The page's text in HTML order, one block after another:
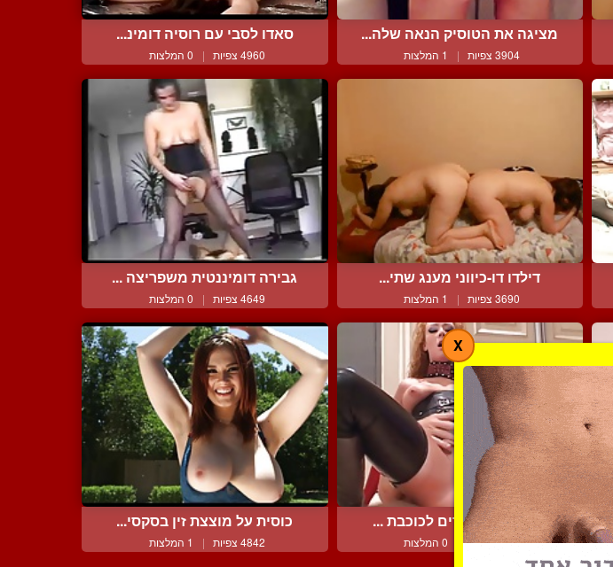
מציגה את הטוסיק הנאה שלה...
3904 צפיות | 1 המלצות
סאדו לסבי עם רוסיה דומינ...
4960 צפיות | 0 המלצות
דילדו דו-כיווני מענג שתי...
3690 צפיות | 1 המלצות
גבירה דומיננטית משפריצה ...
4649 צפיות | 0 המלצות
זיון חסר מעצורים לכוכבת ...
4351 צפיות | 0 המלצות
כוסית על מוצצת זין בסקסי...
4842 צפיות | 1 המלצות
X